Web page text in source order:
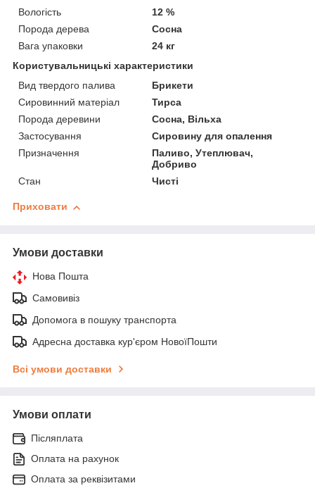
Вологість
12 %
Порода дерева
Сосна
Вага упаковки
24 кг
Користувальницькі характеристики
Вид твердого палива
Брикети
Сировинний матеріал
Тирса
Порода деревини
Сосна, Вільха
Застосування
Сировину для опалення
Призначення
Паливо, Утеплювач,
Добриво
Стан
Чисті
Приховати
Умови доставки
Нова Пошта
Самовивіз
Допомога в пошуку транспорта
Адресна доставка кур'єром НовоїПошти
Всі умови доставки
Умови оплати
Післяплата
Оплата на рахунок
Оплата за реквізитами